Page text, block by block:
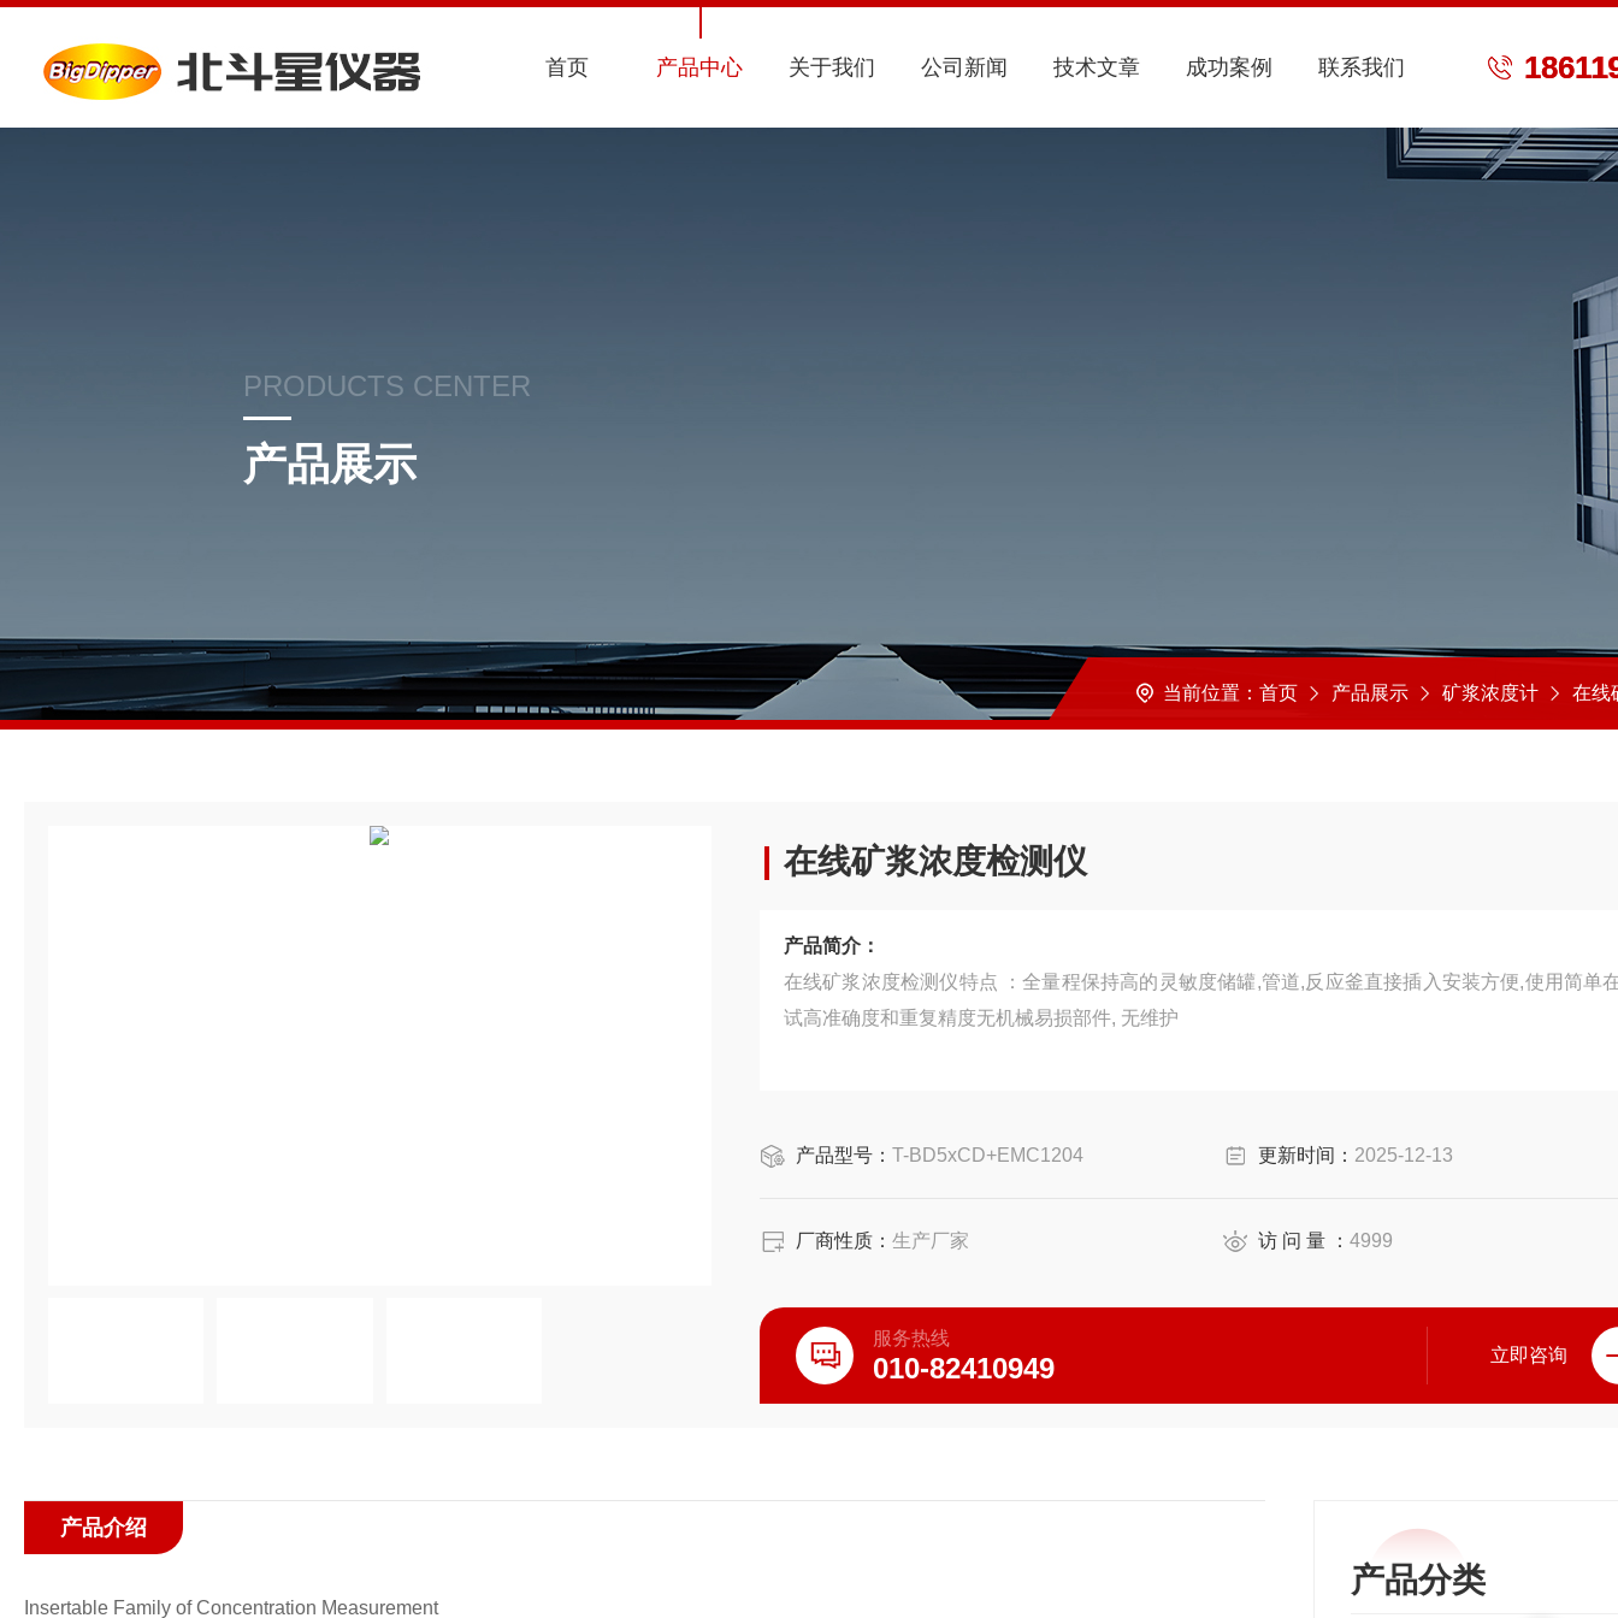
首页 产品中心 关于我们 公司新闻 技术文章 成功案例 联系我们
PRODUCTS CENTER
产品展示
当前位置： 首页 产品展示 矿浆浓度计 在线矿浆浓
在线矿浆浓度检测仪
产品简介：
在线矿浆浓度检测仪特点 ：全量程保持高的灵敏度储罐,管道,反应釜直接插入安装方便,使用简单
试高准确度和重复精度无机械易损部件, 无维护
产品型号： T-BD5xCD+EMC1204 更新时间： 2025-12-13
厂商性质： 生产厂家 访 问 量 ：4999
服务热线
010-82410949 立即咨询
产品分类
产品介绍
Insertable Family of Concentration Measurement